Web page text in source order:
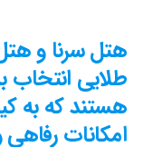
طلایی انتخاب
هستند که به
امکانات